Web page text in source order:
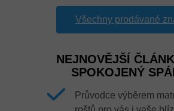
Všechny prodávané
NEJNOVĚJŠÍ
SPOKOJENÝ
Průvodce výběrem